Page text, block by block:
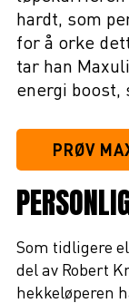
hardt, som
for å orke
tar han
energi boost,
PRØV
Som tidligere
del av Robert
hekkeløperen